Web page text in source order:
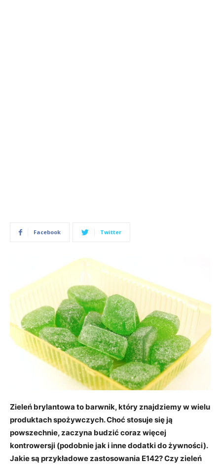
Facebook Twitter
Zieleń brylantowa to barwnik, który znajdziemy w wielu
produktach spożywczych. Choć stosuje się ją
powszechnie, zaczyna budzić coraz więcej
kontrowersji (podobnie jak i inne dodatki do żywności).
Jakie są przykładowe zastosowania E142? Czy zieleń